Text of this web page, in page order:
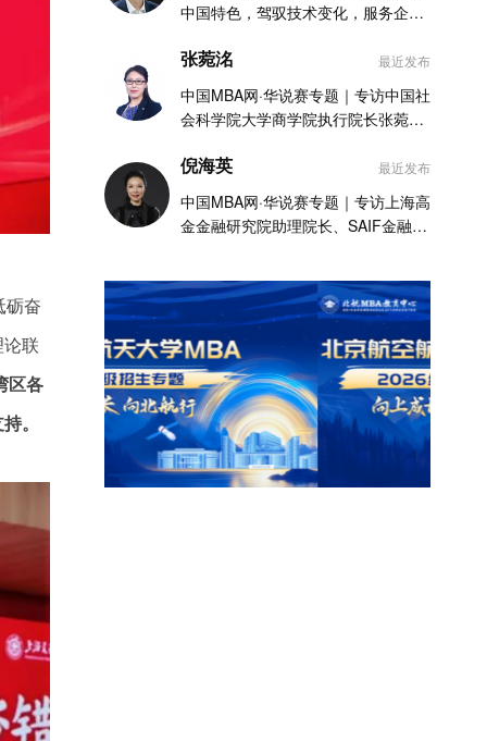
砺奋
联
区各
。
中国特色，驾驭技术变化，服务企业
张菀洺 最近发布
中国MBA网·华说赛专题｜专访中国社
会科学院大学商学院执行院长张菀洺
倪海英 最近发布
中国MBA网·华说赛专题｜专访上海高
金金融研究院助理院长、SAIF金融